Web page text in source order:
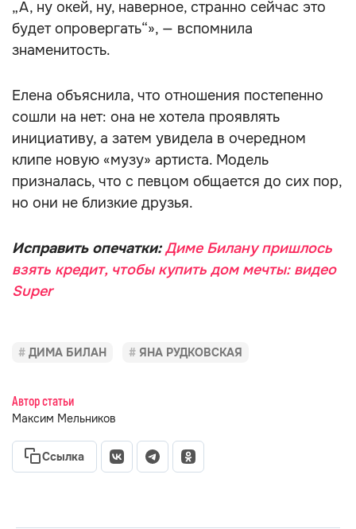
„А, ну окей, ну, наверное, странно сейчас это
будет опровергать“», — вспомнила
знаменитость.
Елена объяснила, что отношения постепенно
сошли на нет: она не хотела проявлять
инициативу, а затем увидела в очередном
клипе новую «музу» артиста. Модель
призналась, что с певцом общается до сих пор,
но они не близкие друзья.
Исправить опечатки:Диме Билану пришлось
взять кредит, чтобы купить дом мечты: видео
Super
ДИМА БИЛАН ЯНА РУДКОВСКАЯ
Автор статьи
Максим Мельников
Ссылка